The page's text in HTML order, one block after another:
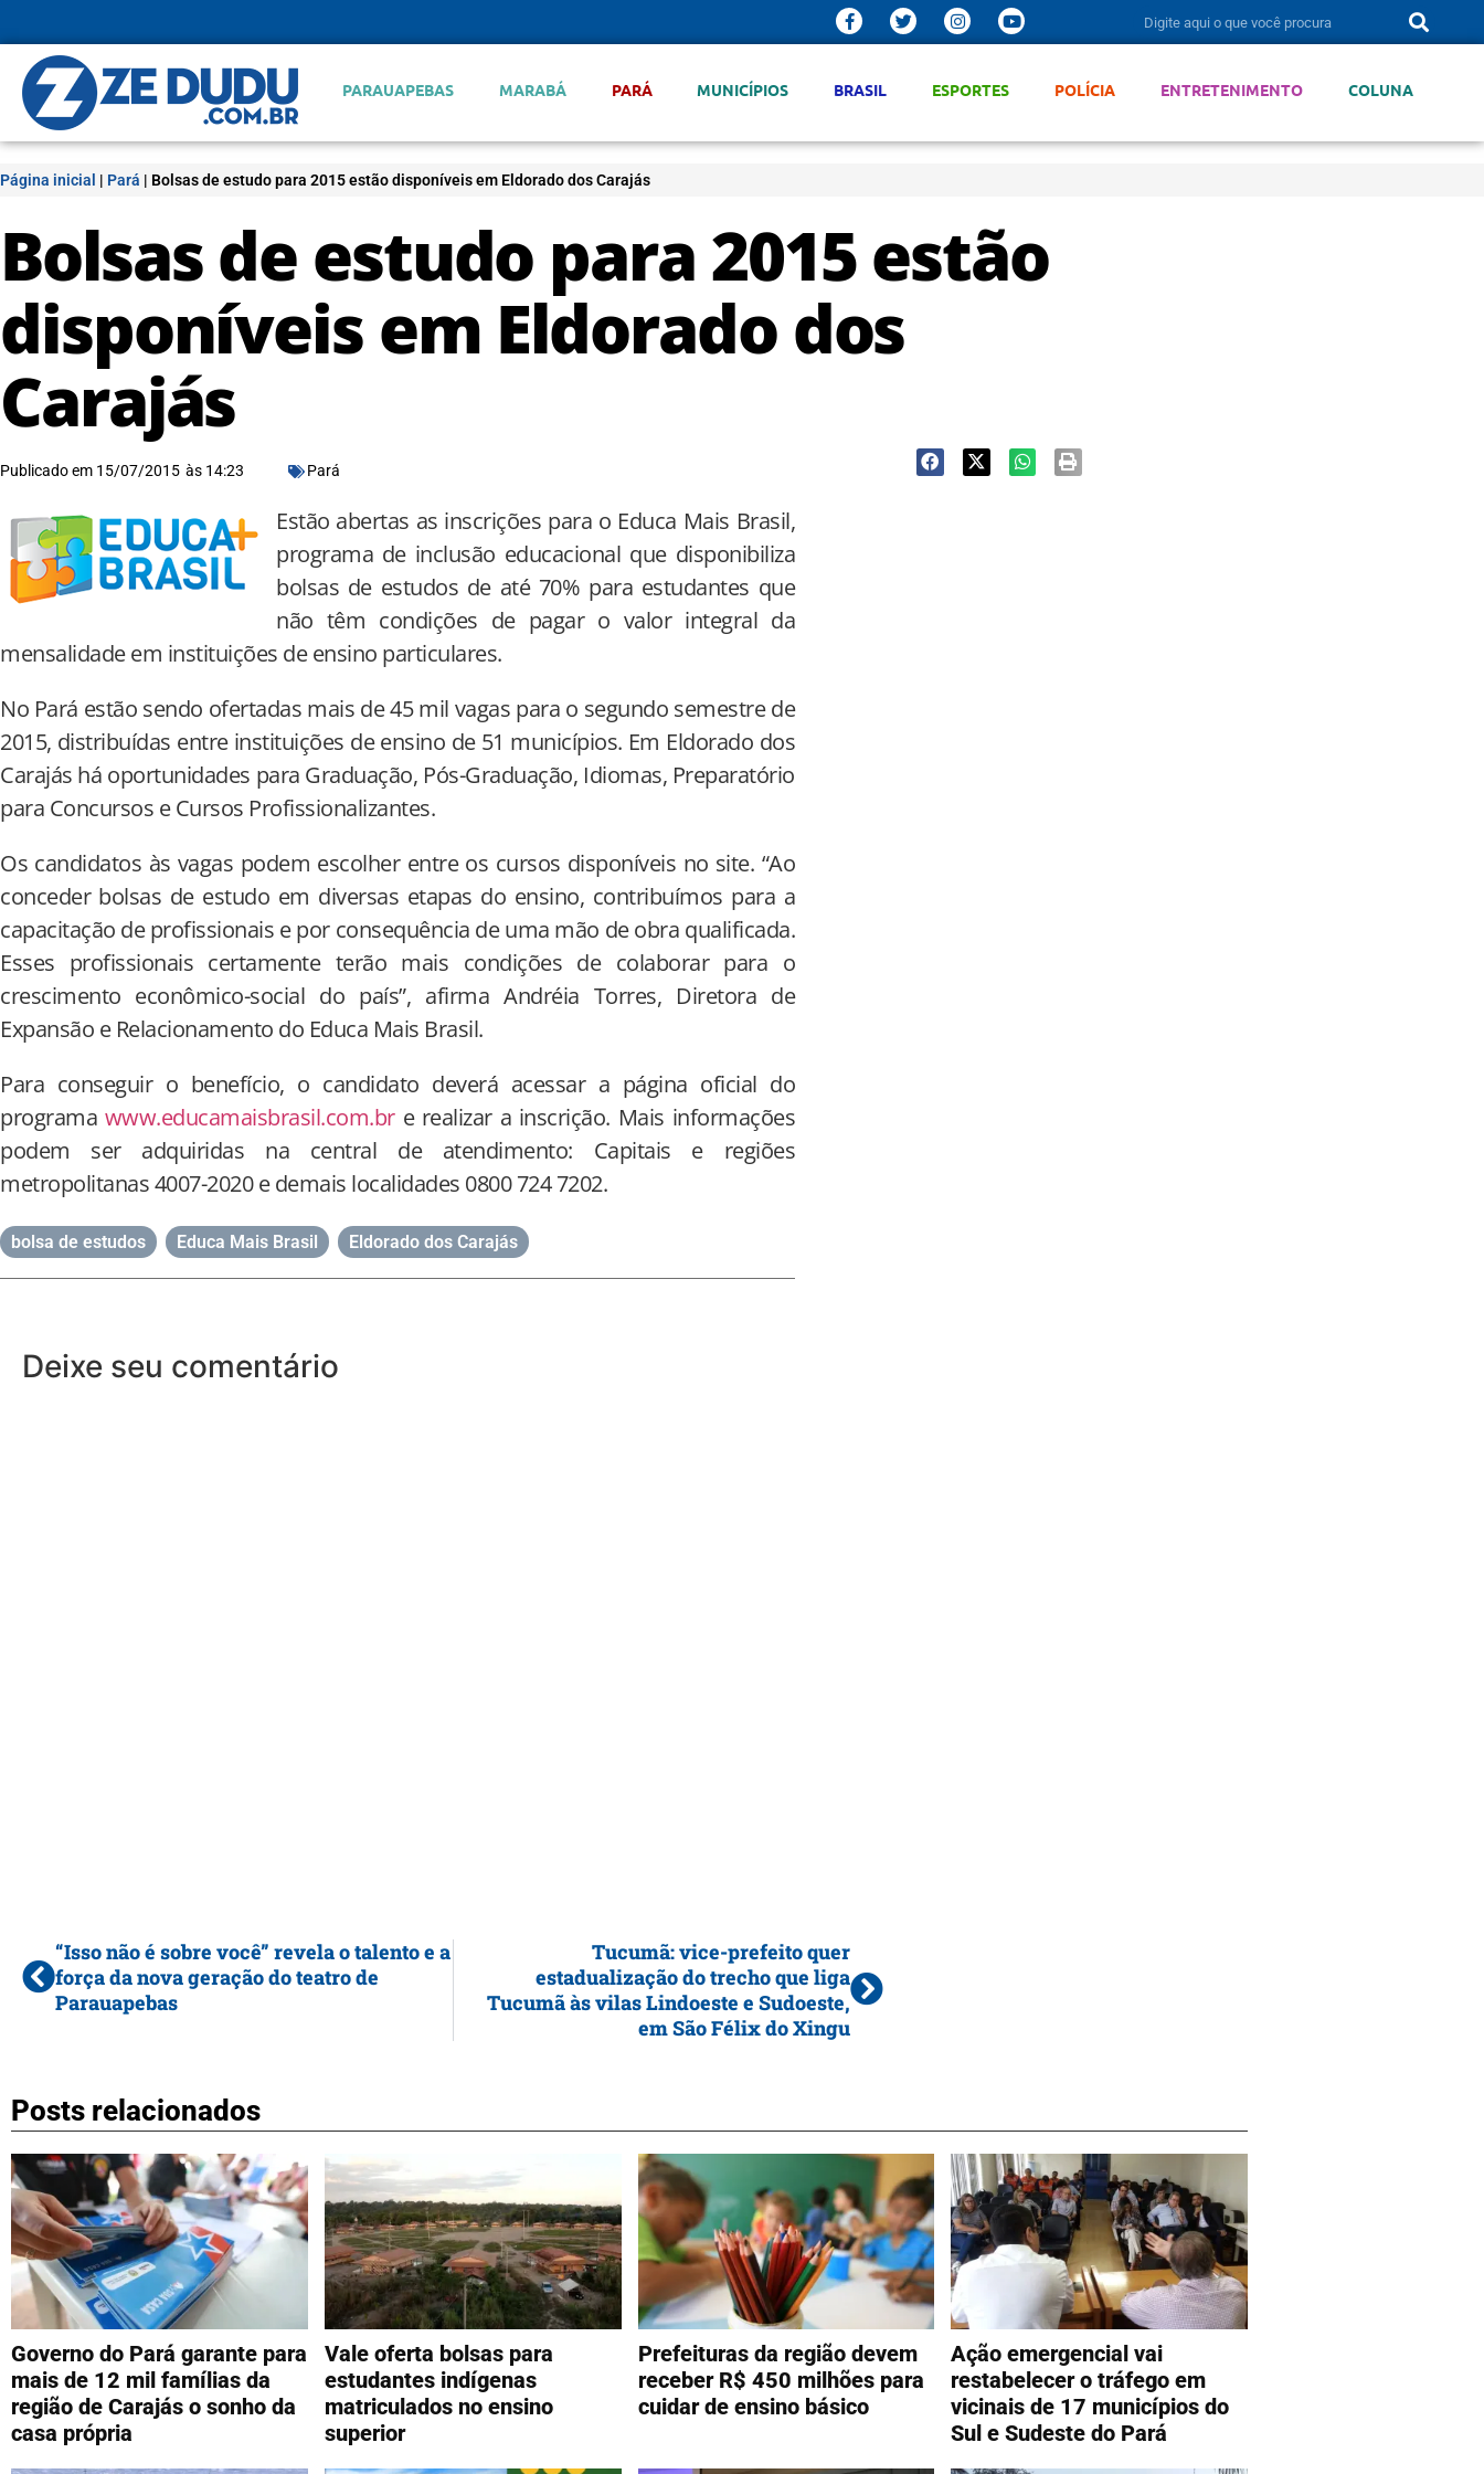
PARAUAPEBAS MARABÁ PARÁ MUNICÍPIOS BRASIL ESPORTES POLÍCIA ENTRETENIMENTO COLUNA
Página inicial | Pará | Bolsas de estudo para 2015 estão disponíveis em Eldorado dos Carajás
Bolsas de estudo para 2015 estão
disponíveis em Eldorado dos
Carajás
Publicado em 15/07/2015 às 14:23 Pará
Estão abertas as inscrições para o Educa Mais Brasil,
programa de inclusão educacional que disponibiliza
bolsas de estudos de até 70% para estudantes que
não têm condições de pagar o valor integral da
mensalidade em instituições de ensino particulares.
No Pará estão sendo ofertadas mais de 45 mil vagas para o segundo semestre de
2015, distribuídas entre instituições de ensino de 51 municípios. Em Eldorado dos
Carajás há oportunidades para Graduação, Pós-Graduação, Idiomas, Preparatório
para Concursos e Cursos Profissionalizantes.
Os candidatos às vagas podem escolher entre os cursos disponíveis no site. “Ao
conceder bolsas de estudo em diversas etapas do ensino, contribuímos para a
capacitação de profissionais e por consequência de uma mão de obra qualificada.
Esses profissionais certamente terão mais condições de colaborar para o
crescimento econômico-social do país”, afirma Andréia Torres, Diretora de
Expansão e Relacionamento do Educa Mais Brasil.
Para conseguir o benefício, o candidato deverá acessar a página oficial do
programa www.educamaisbrasil.com.bre realizar a inscrição. Mais informações
podem ser adquiridas na central de atendimento: Capitais e regiões
metropolitanas 4007-2020 e demais localidades 0800 724 7202.
bolsa de estudos Educa Mais Brasil Eldorado dos Carajás
Deixe seu comentário
“Isso não é sobre você” revela o talento e a
força da nova geração do teatro de
Parauapebas
Tucumã: vice-prefeito quer
estadualização do trecho que liga
Tucumã às vilas Lindoeste e Sudoeste,
em São Félix do Xingu
Posts relacionados
Governo do Pará garante para
mais de 12 mil famílias da
região de Carajás o sonho da
casa própria
Vale oferta bolsas para
estudantes indígenas
matriculados no ensino
superior
Prefeituras da região devem
receber R$ 450 milhões para
cuidar de ensino básico
Ação emergencial vai
restabelecer o tráfego em
vicinais de 17 municípios do
Sul e Sudeste do Pará